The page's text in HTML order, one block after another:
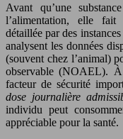
Avant qu’une
l’alimentation, elle fait
détaillée par des
analysent les données
(souvent chez l’animal)
observable (NOAEL).
facteur de sécurité
dose journalière
individu peut
appréciable pour la santé.